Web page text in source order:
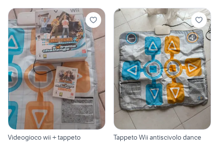
Videogioco wii + tappeto Tappeto Wii antiscivolo dance